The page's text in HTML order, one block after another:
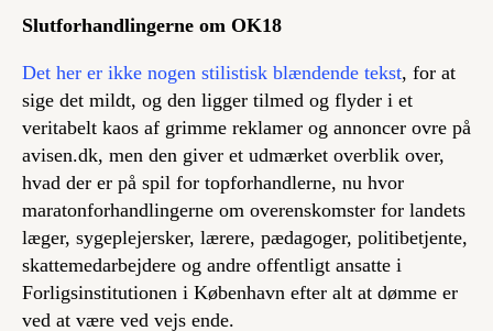
Slutforhandlingerne om OK18
Det her er ikke nogen stilistisk blændende tekst, for at
sige det mildt, og den ligger tilmed og flyder i et
veritabelt kaos af grimme reklamer og annoncer ovre på
avisen.dk, men den giver et udmærket overblik over,
hvad der er på spil for topforhandlerne, nu hvor
maratonforhandlingerne om overenskomster for landets
læger, sygeplejersker, lærere, pædagoger, politibetjente,
skattemedarbejdere og andre offentligt ansatte i
Forligsinstitutionen i København efter alt at dømme er
ved at være ved vejs ende.